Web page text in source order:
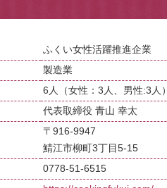
ふくい女性活躍推進企業
製造業
6人（女性：3人、男性:3人）
代表取締役 青山 幸太
〒916-9947
鯖江市柳町3丁目5-15
0778-51-6515